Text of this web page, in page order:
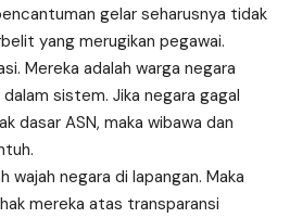
gelar seharusnya tidak
yang merugikan pegawai.
Mereka adalah warga negara
sistem. Jika negara gagal
dasar ASN, maka wibawa dan
wajah negara di lapangan. Maka
mereka atas transparansi